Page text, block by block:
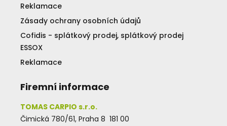
Reklamace
Zásady ochrany osobních údajů
Cofidis - splátkový prodej, splátkový prodej
ESSOX
Reklamace
Firemní informace
TOMAS CARPIO s.r.o.
Čimická 780/61, Praha 8 181 00